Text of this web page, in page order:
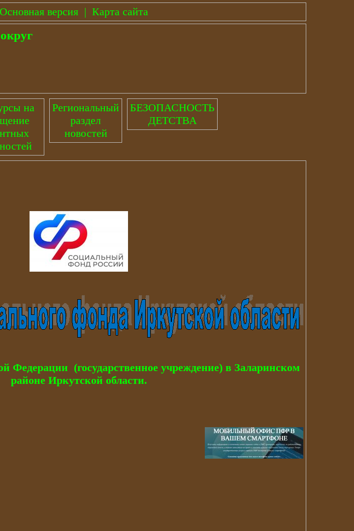
Основная версия | Карта сайта
на
Региональный
раздел
новостей
БЕЗОПАСНОСТЬ
ДЕТСТВА
Федерации (государственное учреждение) в Заларинском
районе Иркутской области.